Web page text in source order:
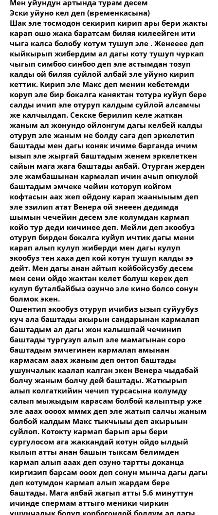
Мен уйундун артында турам десем
Эски уйуно кел деп (временкасына)
Шак эле тосмодон секирип кирип ары бери жакты
карап ошо жака баратсам биляя килеейген ити
чыга калса болобу котум тушуп эле . Женееее деп
кыйкырып жибердим ал дагы коту тушуп чуркап
чыгып симбоо синбоо деп эле астымдан тозуп
калды ой биляя суйлой албай эле уйуно кирип
кеттик. Кирип эле Макс деп менин кебетемди
коруп эле бир бокалга каняктан тотура куйуп бере
салды ичип эле отуруп калдым суйлой алсамчы
же калчылдап. Секске берилип келе жаткан
жаным ал жонундо ойлонгум дагы келбей калды
отуруп эле жаным не болду сага деп эркелетип
баштады мен дагы коняк ичиме барганда ичим
ызып эле жыргай баштадым женем эркелеткен
сайын мага жага баштады аябай. Отурган жерден
эле жамбашынан кармалап ичин ачып опкулой
баштадым эмчеке чейин которуп койгом
кофтасын аах жеп ойдону карап жааныыым деп
эле эзилип атат Венера ой энееен дедимда
шымын чечейин десем эле колумдан кармап
койо тур деди кичинее деп. Мейли деп экообуз
отуруп бирден бокалга куйуп ичтик дагы мени
карап алып кулуп жиберди мен дагы кулуп
экообуз тен хаха деп кой котун тушуп калды ээ
дейт. Мен дагы анан айтып койбойсузбу десем
мен сени ойдо жактан келет болуш керек деп
кулуп буталбайбыз озунчо эле кино болсо сонун
болмок экен.
Ошентип экообуз отуруп ичибиз ызып суйуубуз
куч ала баштады акырын сандарынан кармалап
баштадым ал дагы жон калышпай чечинип
баштады тургузуп алып эле мамагынан соро
баштадым эмчегинен кармалап амынан
кармасам ааах жаным деп онтоп баштады
ушунчалык каалап калган экен Венера чыдабай
болчу жаным болчу дей баштады. Жаткырып
алып колгаткийин чечип турсасына колумду
салып мыжыдым карасам болбой калыптыр уже
эле ааах оооох мммх деп эле жатып салчы жаным
болбой калдым Макс тыкчыыы деп акырыын
суйлоп. Котокту кармап барып ары бери
сургулосом ага жаккандай котун ойдо ылдый
кылып атты анан башын тыксам белимден
кармап алып ааах деп озуно тартты доканца
киргизип барсам ооох деп сонун мынча дагы дагы
деп котумдон кармап алып жардам бере
баштады. Мага аябай жагып атты 5.6 минуттун
ичинде спермам аттыго меники чиркин
ушунчалык болуп корбогондой болдум ал дагы